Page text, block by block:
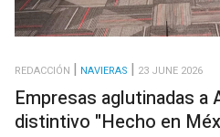
REDACCIÓN NAVIERAS 23 JUNE 2026
Empresas aglutinadas a
distintivo "Hecho en